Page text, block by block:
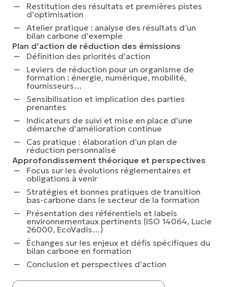
Restitution des résultats et premières pistes
d’optimisation
Atelier pratique : analyse des résultats d’un
bilan carbone d’exemple
Plan d’action de réduction des émissions
Définition des priorités d’action
Leviers de réduction pour un organisme de
formation : énergie, numérique, mobilité,
fournisseurs…
Sensibilisation et implication des parties
prenantes
Indicateurs de suivi et mise en place d’une
démarche d’amélioration continue
Cas pratique : élaboration d’un plan de
réduction personnalisé
Approfondissement théorique et perspectives
Focus sur les évolutions réglementaires et
obligations à venir
Stratégies et bonnes pratiques de transition
bas-carbone dans le secteur de la formation
Présentation des référentiels et labels
environnementaux pertinents (ISO 14064, Lucie
26000, EcoVadis…)
Échanges sur les enjeux et défis spécifiques du
bilan carbone en formation
Conclusion et perspectives d’action